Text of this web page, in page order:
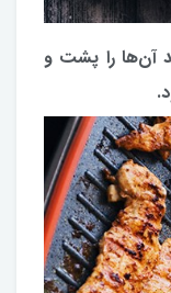
آن‌ها را پشت‌ و